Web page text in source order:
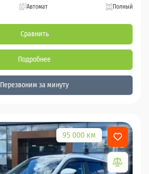
Автомат Полный
Сравнить
Подробнее
Перезвоним за минуту
95 000 км